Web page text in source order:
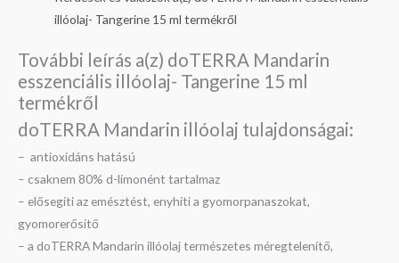
illóolaj- Tangerine 15 ml termékről
További leírás a(z) doTERRA Mandarin
esszenciális illóolaj- Tangerine 15 ml
termékről
doTERRA Mandarin illóolaj tulajdonságai:
– antioxidáns hatású
– csaknem 80% d-limonént tartalmaz
– elősegíti az emésztést, enyhíti a gyomorpanaszokat,
gyomorerősítő
– a doTERRA Mandarin illóolaj természetes méregtelenítő,